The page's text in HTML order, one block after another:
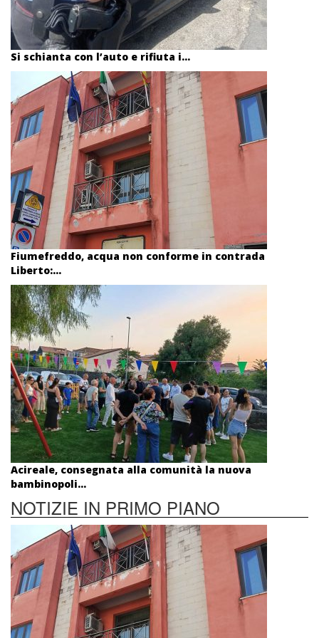
Si schianta con l’auto e rifiuta i...
Fiumefreddo, acqua non conforme in contrada
Liberto:...
Acireale, consegnata alla comunità la nuova
bambinopoli...
NOTIZIE IN PRIMO PIANO